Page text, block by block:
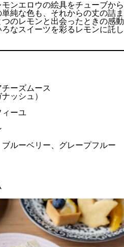
モンエロウの絵具をチューブから
純な色も、それからの丈の詰ま
のレモンと出会ったときの感動
なスイーツを彩るレモンに託し
チーズムース
ッシュ）
ィーユ
ルーベリー、グレープフルー